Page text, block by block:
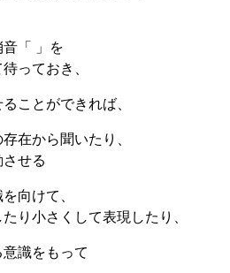
「 」を
っておき、
ことができれば、
在から聞いたり、
せる
向けて、
り小さくして表現したり、
識をもって